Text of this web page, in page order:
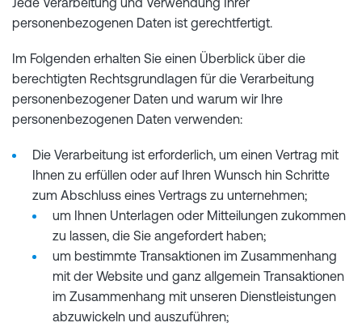
personenbezogenen Daten ist gerechtfertigt.
Im Folgenden erhalten Sie einen Überblick über die
berechtigten Rechtsgrundlagen für die Verarbeitung
personenbezogener Daten und warum wir Ihre
personenbezogenen Daten verwenden:
Die Verarbeitung ist erforderlich, um einen Vertrag mit
Ihnen zu erfüllen oder auf Ihren Wunsch hin Schritte
zum Abschluss eines Vertrags zu unternehmen;
um Ihnen Unterlagen oder Mitteilungen zukommen
zu lassen, die Sie angefordert haben;
um bestimmte Transaktionen im Zusammenhang
mit der Website und ganz allgemein Transaktionen
im Zusammenhang mit unseren Dienstleistungen
abzuwickeln und auszuführen;